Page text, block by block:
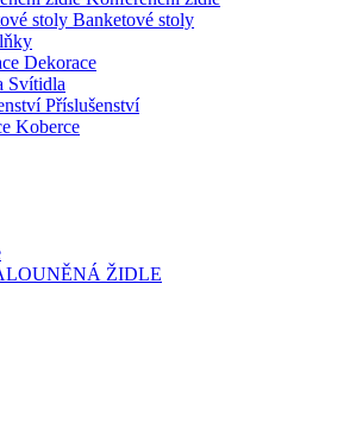
Banketové stoly
Dekorace
Svítidla
Příslušenství
Koberce
ŽIDLE